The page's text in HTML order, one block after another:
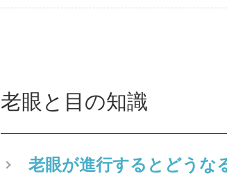
老眼と目の知識
老眼が進行するとどうな